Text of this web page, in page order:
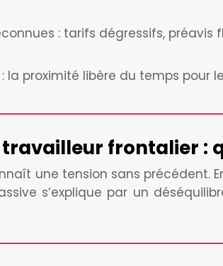
: tarifs dégressifs,
la proximité libère du temps
travailleur frontalier :
une tension sans précédent.
s’explique par un